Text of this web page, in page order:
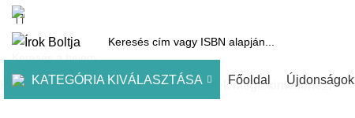
KATEGÓRIA KIVÁLASZTÁSA Főoldal Újdonságok
Kezdje el gépelni a keresett bejegyzések megtekintéséhez.